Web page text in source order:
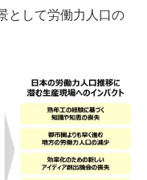
として労働力人口の